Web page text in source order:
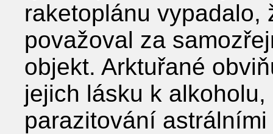
raketoplánu vypadalo,
považoval za
objekt. Arktuřané
jejich lásku k
parazitování